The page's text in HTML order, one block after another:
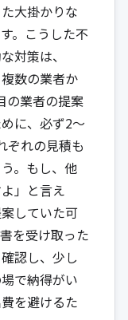
大掛かりな
。こうした不
対策は、
数の業者か
の業者の提案
に、必ず2〜
ぞれの見積も
。もし、他
」と言え
していた可
を受け取った
認し、少し
で納得がい
を避けるた